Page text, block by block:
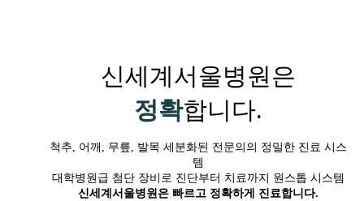
신세계서울병원은
정확합니다.
척추, 어깨, 무릎, 발목 세분화된 전문의의 정밀한 진료 시스
템
대학병원급 첨단 장비로 진단부터 치료까지 원스톱 시스템
신세계서울병원은 빠르고 정확하게 진료합니다.